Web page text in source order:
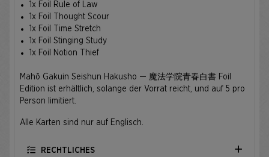
1x Foil Rule of Law
1x Foil Thought Scour
1x Foil Time Stretch
1x Foil Stinging Study
1x Foil Notion Thief
Mahō Gakuin Seishun Hakusho — 魔法学院青春白書 Foil
Edition ist erhältlich, solange der Vorrat reicht, und auf 5 pro
Person limitiert.
Alle Karten sind nur auf Englisch.
RECHTLICHES